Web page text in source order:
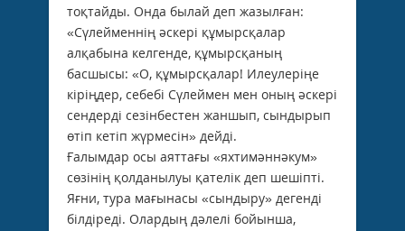
тоқтайды. Онда былай деп жазылған:
«Сүлейменнің әскері құмырсқалар
алқабына келгенде, құмырсқаның
басшысы: «О, құмырсқалар! Илеулеріңе
кіріңдер, себебі Сүлеймен мен оның әскері
сендерді сезінбестен жаншып, сындырып
өтіп кетіп жүрмесін» дейді.
Ғалымдар осы аяттағы «яхтимәннәкум»
сөзінің қолданылуы қателік деп шешіпті.
Яғни, тура мағынасы «сындыру» дегенді
білдіреді. Олардың дәлелі бойынша,